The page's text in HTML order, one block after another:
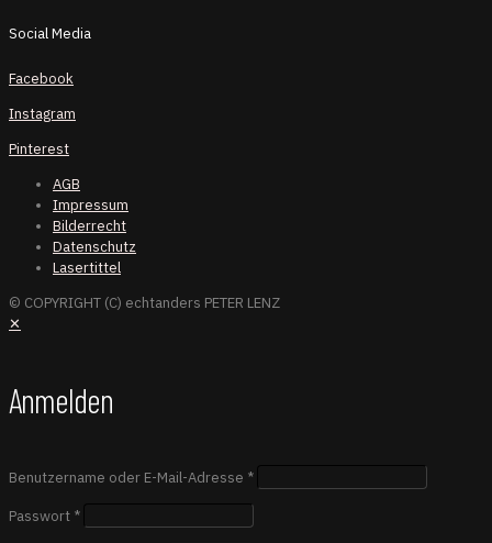
Social Media
Facebook
Instagram
Pinterest
AGB
Impressum
Bilderrecht
Datenschutz
Lasertittel
© COPYRIGHT (C) echtanders PETER LENZ
✕
Anmelden
Benutzername oder E-Mail-Adresse *
Passwort *